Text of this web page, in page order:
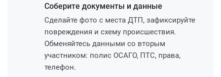
Соберите документы и данные
Сделайте фото с места ДТП, зафиксируйте
повреждения и схему происшествия.
Обменяйтесь данными со вторым
участником: полис ОСАГО, ПТС, права,
телефон.